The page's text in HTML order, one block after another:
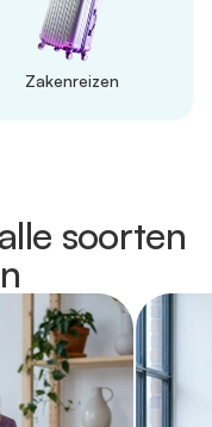
Zakenreizen
soorten